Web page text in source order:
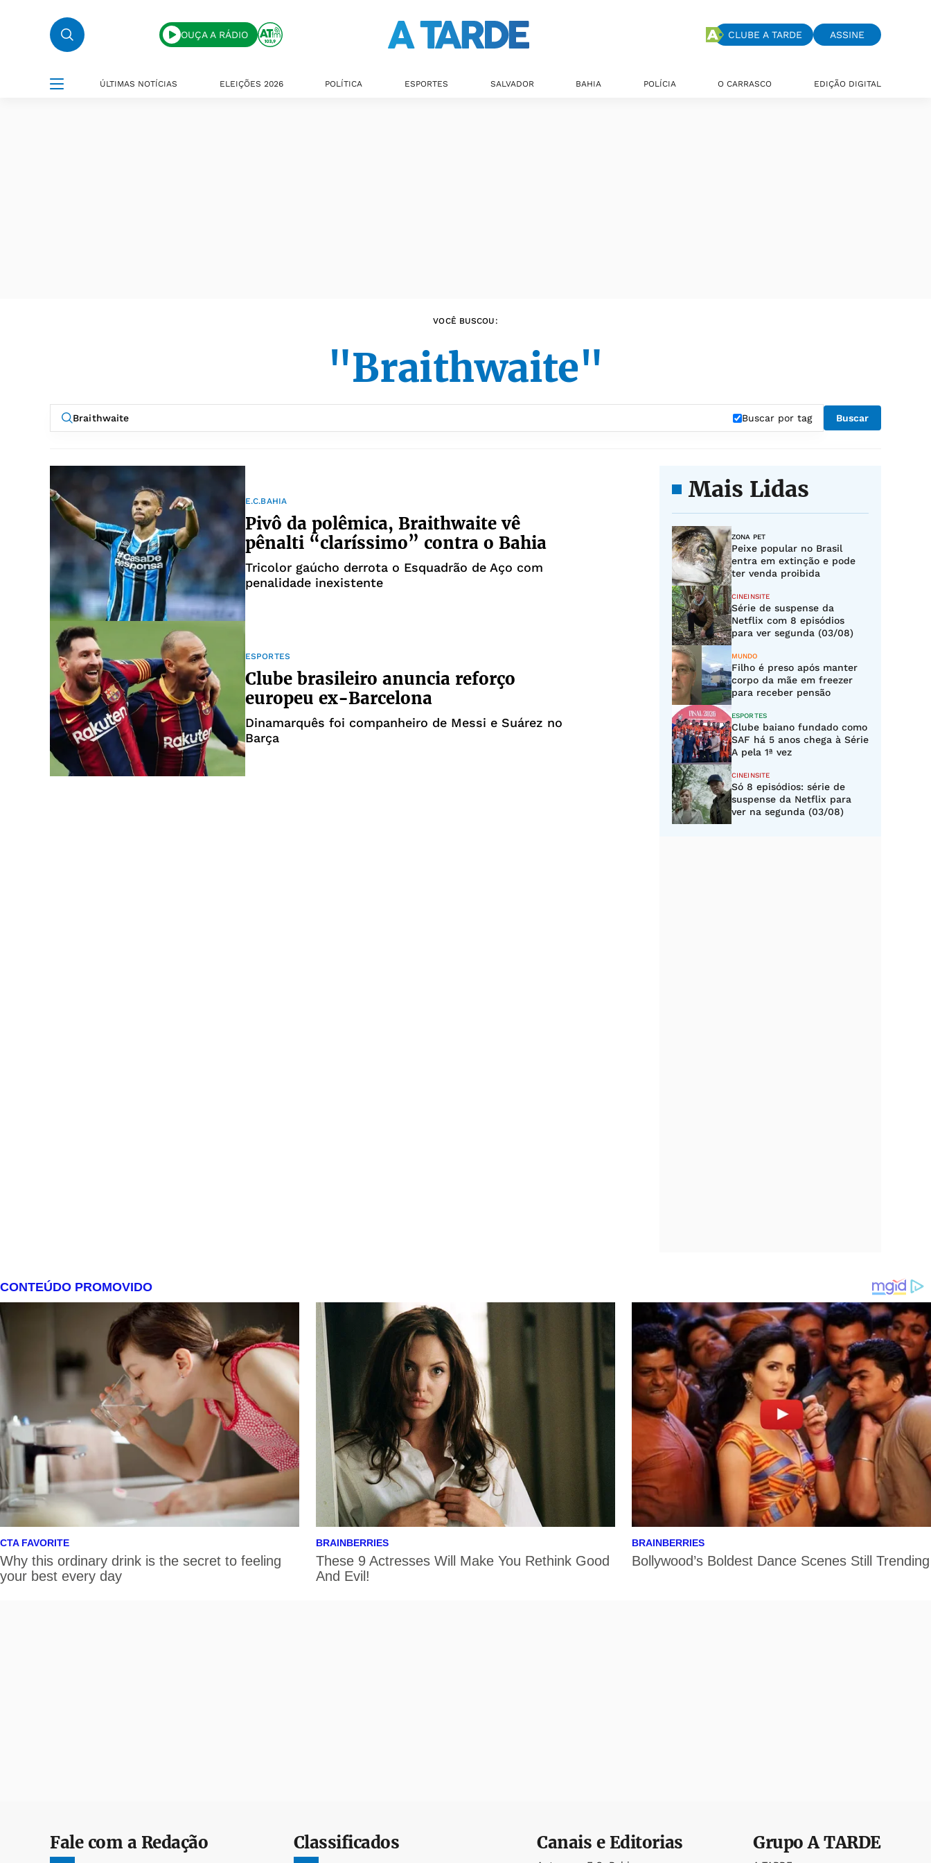
OUÇA A RÁDIO CLUBE A TARDE ASSINE
ÚLTIMAS NOTÍCIAS ELEIÇÕES 2026 POLÍTICA ESPORTES SALVADOR BAHIA POLÍCIA O CARRASCO EDIÇÃO DIGITAL
VOCÊ BUSCOU:
"Braithwaite"
Buscar por tag Buscar
E.C.BAHIA
Pivô da polêmica, Braithwaite vê
pênalti “claríssimo” contra o Bahia
Tricolor gaúcho derrota o Esquadrão de Aço com
penalidade inexistente
ESPORTES
Clube brasileiro anuncia reforço
europeu ex-Barcelona
Dinamarquês foi companheiro de Messi e Suárez no
Barça
Mais Lidas
ZONA PET
Peixe popular no Brasil
entra em extinção e pode
ter venda proibida
CINEINSITE
Série de suspense da
Netflix com 8 episódios
para ver segunda (03/08)
MUNDO
Filho é preso após manter
corpo da mãe em freezer
para receber pensão
ESPORTES
Clube baiano fundado como
SAF há 5 anos chega à Série
A pela 1ª vez
CINEINSITE
Só 8 episódios: série de
suspense da Netflix para
ver na segunda (03/08)
Fale com a Redação Classificados Canais e Editorias GrupoA TARDE